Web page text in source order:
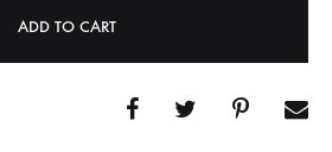
ADD TO CART